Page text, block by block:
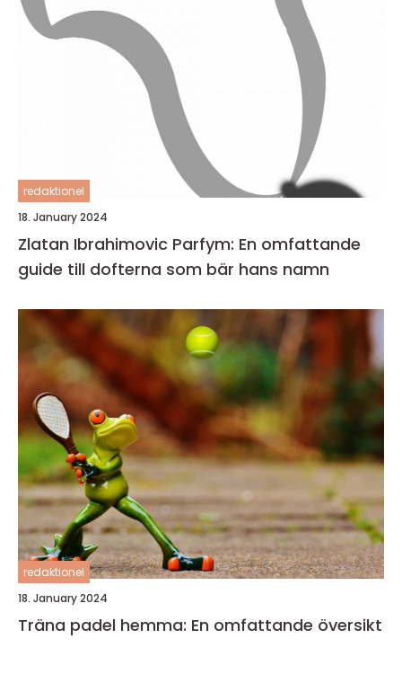
redaktionel
18. January 2024
Zlatan Ibrahimovic Parfym: En omfattande
guide till dofterna som bär hans namn
redaktionel
18. January 2024
Träna padel hemma: En omfattande översikt